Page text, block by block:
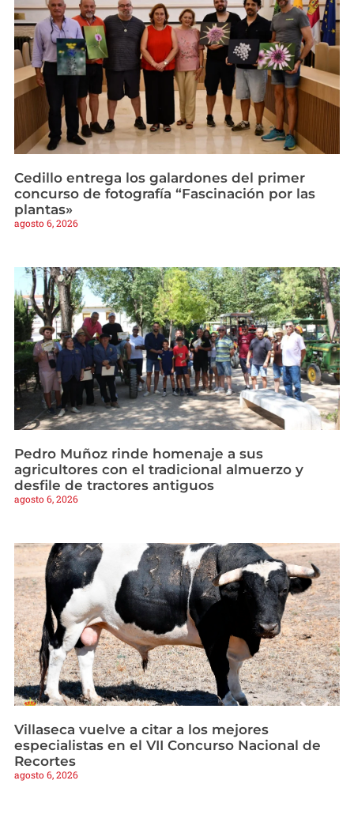
Cedillo entrega los galardones del primer
concurso de fotografía “Fascinación por las
plantas»
agosto 6, 2026
Pedro Muñoz rinde homenaje a sus
agricultores con el tradicional almuerzo y
desfile de tractores antiguos
agosto 6, 2026
Villaseca vuelve a citar a los mejores
especialistas en el VII Concurso Nacional de
Recortes
agosto 6, 2026